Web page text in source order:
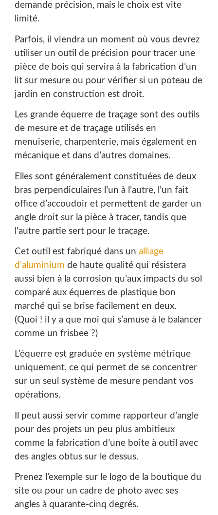
demande précision, mais le choix est vite
limité.
Parfois, il viendra un moment où vous devrez
utiliser un outil de précision pour tracer une
pièce de bois qui servira à la fabrication d’un
lit sur mesure ou pour vérifier si un poteau de
jardin en construction est droit.
Les grande équerre de traçage sont des outils
de mesure et de traçage utilisés en
menuiserie, charpenterie, mais également en
mécanique et dans d’autres domaines.
Elles sont généralement constituées de deux
bras perpendiculaires l’un à l’autre, l’un fait
office d’accoudoir et permettent de garder un
angle droit sur la pièce à tracer, tandis que
l’autre partie sert pour le traçage.
Cet outil est fabriqué dans un alliage
d’aluminium de haute qualité qui résistera
aussi bien à la corrosion qu’aux impacts du sol
comparé aux équerres de plastique bon
marché qui se brise facilement en deux.
(Quoi ! il y a que moi qui s’amuse à le balancer
comme un frisbee ?)
L’équerre est graduée en système métrique
uniquement, ce qui permet de se concentrer
sur un seul système de mesure pendant vos
opérations.
Il peut aussi servir comme rapporteur d’angle
pour des projets un peu plus ambitieux
comme la fabrication d’une boite à outil avec
des angles obtus sur le dessus.
Prenez l’exemple sur le logo de la boutique du
site ou pour un cadre de photo avec ses
angles à quarante-cinq degrés.